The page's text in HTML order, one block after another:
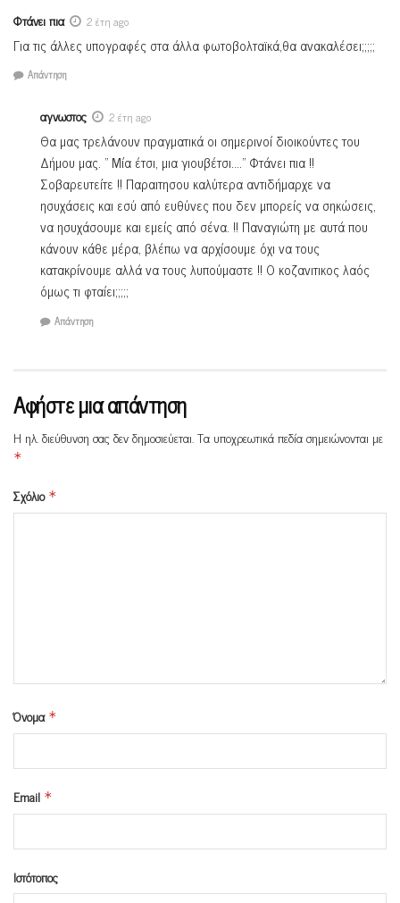
Φτάνει πια 2 έτη ago
Για τις άλλες υπογραφές στα άλλα φωτοβολταϊκά,θα ανακαλέσει;;;;;
Απάντηση
αγνωστος 2 έτη ago
Θα μας τρελάνουν πραγματικά οι σημερινοί διοικούντες του
Δήμου μας. ” Μία έτσι, μια γιουβέτσι….” Φτάνει πια !!
Σοβαρευτείτε !! Παραιτησου καλύτερα αντιδήμαρχε να
ησυχάσεις και εσύ από ευθύνες που δεν μπορείς να σηκώσεις,
να ησυχάσουμε και εμείς από σένα. !! Παναγιώτη με αυτά που
κάνουν κάθε μέρα, βλέπω να αρχίσουμε όχι να τους
κατακρίνουμε αλλά να τους λυπούμαστε !! Ο κοζανιτικος λαός
όμως τι φταίει;;;;;
Απάντηση
Αφήστε μια απάντηση
Η ηλ. διεύθυνση σας δεν δημοσιεύεται. Τα υποχρεωτικά πεδία σημειώνονται με
*
Σχόλιο *
Όνομα *
Email *
Ιστότοπος